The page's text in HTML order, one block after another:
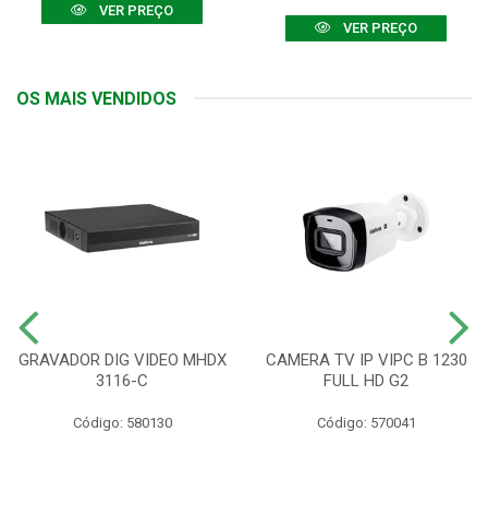
VER PREÇO
VER PREÇO
OS MAIS VENDIDOS
GRAVADOR DIG VIDEO MHDX
3116-C
Código: 580130
CAMERA TV IP VIPC B 1230
FULL HD G2
Código: 570041